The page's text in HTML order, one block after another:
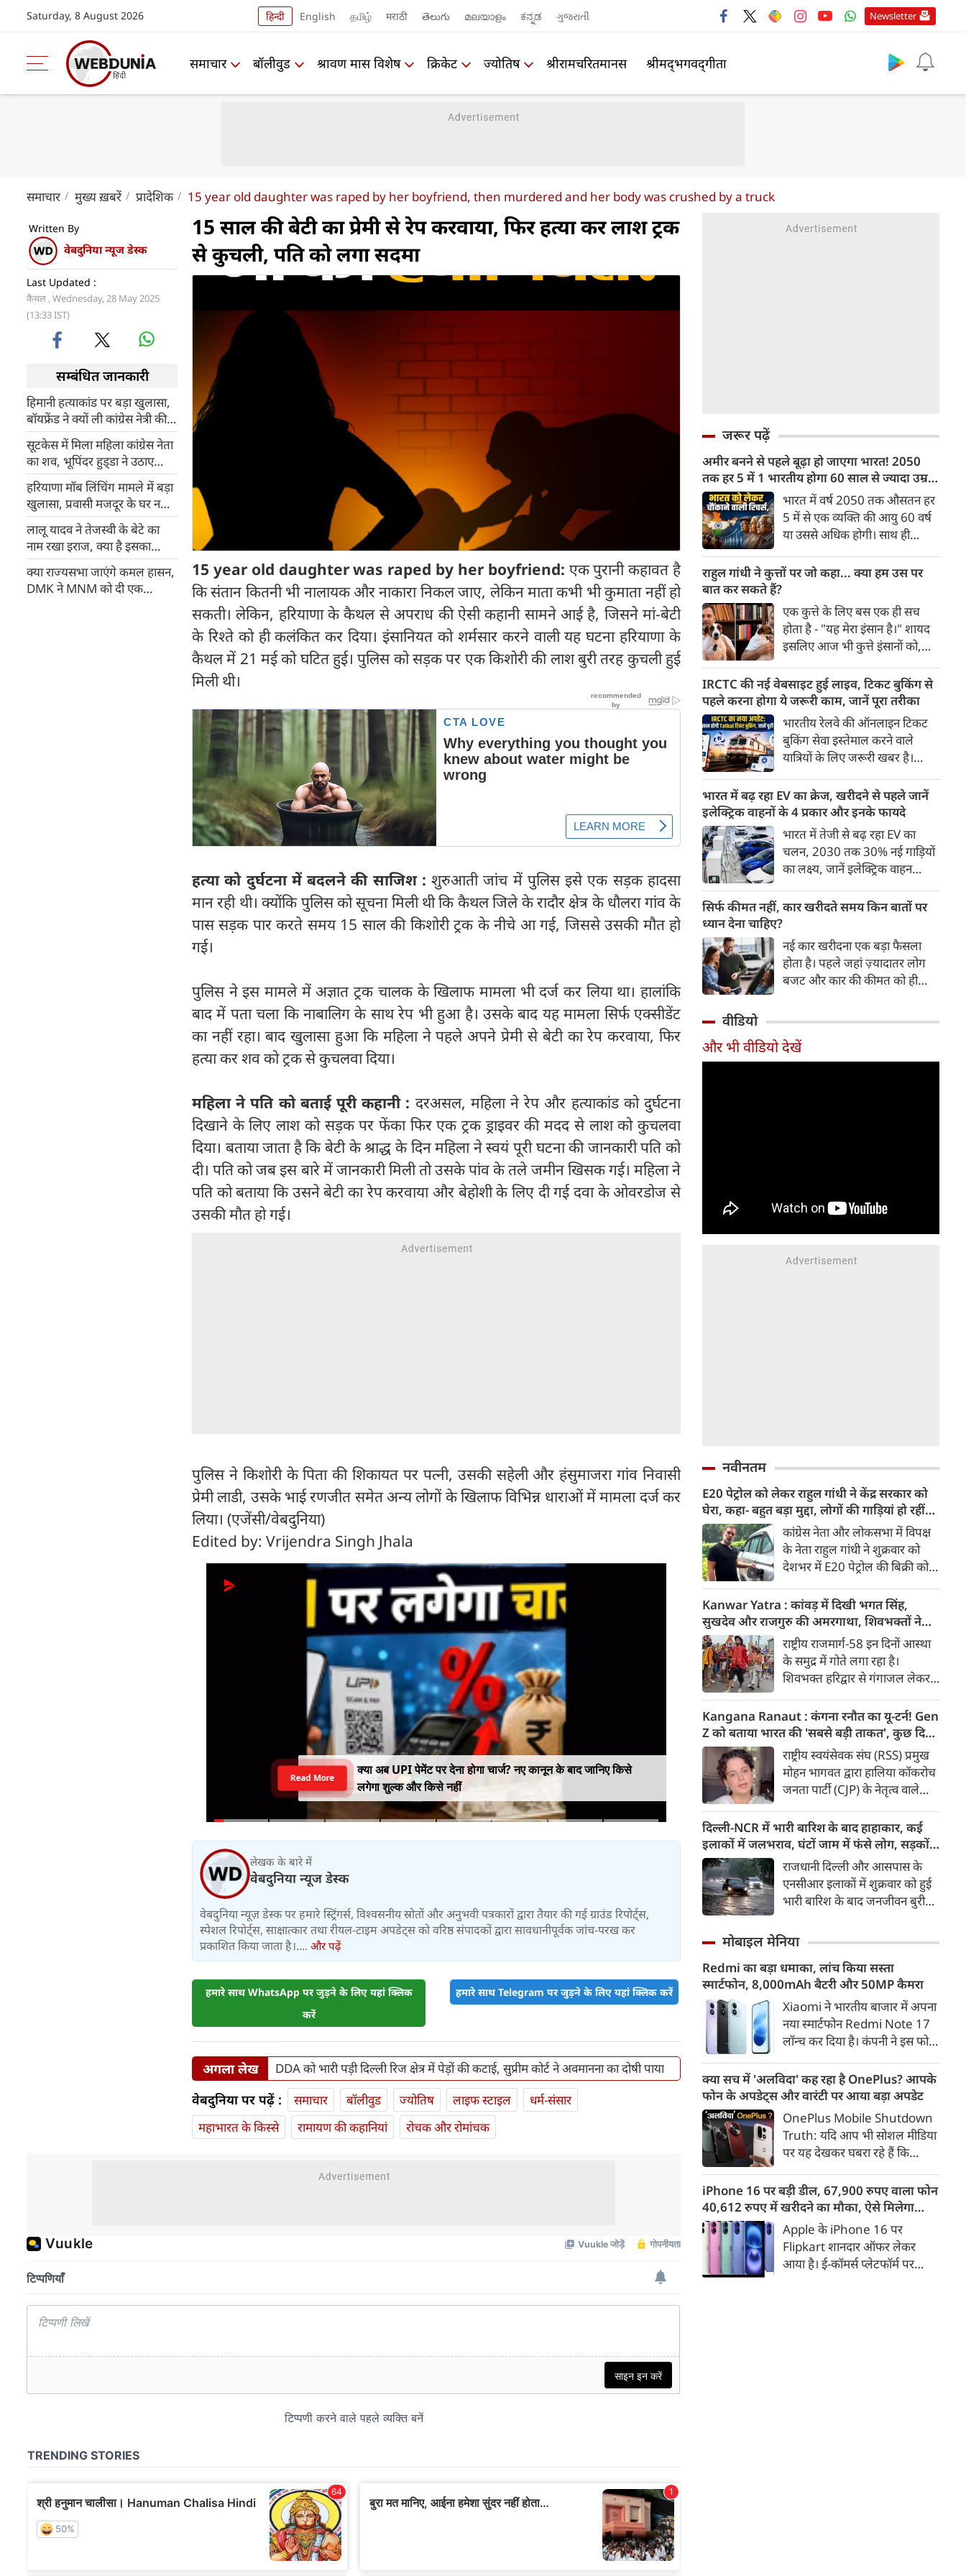
Saturday, 8 August 2026 हिन्दी English தமிழ் मराठी తెలుగు മലയാളം ಕನ್ನಡ ગુજરાતી Newsletter
समाचार बॉलीवुड श्रावण मास विशेष क्रिकेट ज्योतिष श्रीरामचरितमानस श्रीमद्‍भगवद्‍गीता
समाचार मुख्य ख़बरें प्रादेशिक 15 year old daughter was raped by her boyfriend, then murdered and her body was crushed by a truck
Written By
वेबदुनिया न्यूज डेस्क
Last Updated :
कैथल , Wednesday, 28 May 2025
(13:33 IST)
सम्बंधित जानकारी
हिमानी हत्याकांड पर बड़ा खुलासा,
बॉयफ्रेंड ने क्यों ली कांग्रेस नेत्री की
जान?
सूटकेस में मिला महिला कांग्रेस नेता
का शव, भूपिंदर हुड्‍डा ने उठाए
सवाल
हरियाणा मॉब लिंचिंग मामले में बड़ा
खुलासा, प्रवासी मजदूर के घर नहीं
था गोमांस
लालू यादव ने तेजस्वी के बेटे का
नाम रखा इराज, क्या है इसका
हनुमानजी से कनेक्शन?
क्या राज्यसभा जाएंगे कमल हासन,
DMK ने MNM को दी एक
15 साल की बेटी का प्रेमी से रेप करवाया, फिर हत्या कर लाश ट्रक
से कुचली, पति को लगा सदमा
15 year old daughter was raped by her boyfriend: एक पुरानी कहावत है
कि संतान कितनी भी नालायक और नाकारा निकल जाए, लेकिन माता कभी भी कुमाता नहीं हो
सकती। लेकिन, हरियाणा के कैथल से अपराध की ऐसी कहानी सामने आई है, जिसने मां-बेटी
के रिश्ते को ही कलंकित कर दिया। इंसानियत को शर्मसार करने वाली यह घटना हरियाणा के
कैथल में 21 मई को घटित हुई। पुलिस को सड़क पर एक किशोरी की लाश बुरी तरह कुचली हुई
मिली थी।
हत्या को दुर्घटना में बदलने की साजिश :शुरुआती जांच में पुलिस इसे एक सड़क हादसा
मान रही थी। क्योंकि पुलिस को सूचना मिली थी कि कैथल जिले के रादौर क्षेत्र के धौलरा गांव के
पास सड़क पार करते समय 15 साल की किशोरी ट्रक के नीचे आ गई, जिससे उसकी मौत हो
गई।
पुलिस ने इस मामले में अज्ञात ट्रक चालक के खिलाफ मामला भी दर्ज कर लिया था। हालांकि
बाद में पता चला कि नाबालिग के साथ रेप भी हुआ है। उसके बाद यह मामला सिर्फ एक्सीडेंट
का नहीं रहा। बाद खुलासा हुआ कि महिला ने पहले अपने प्रेमी से बेटी का रेप करवाया, फिर
हत्या कर शव को ट्रक से कुचलवा दिया।
महिला ने पति को बताई पूरी कहानी : दरअसल, महिला ने रेप और हत्याकांड को दुर्घटना
दिखाने के लिए लाश को सड़क पर फेंका फिर एक ट्रक ड्राइवर की मदद से लाश को कुचलवा
दिया। बताया जाता है कि बेटी के श्राद्ध के दिन महिला ने स्वयं पूरी घटना की जानकारी पति को
दी। पति को जब इस बारे में जानकारी मिली तो उसके पांव के तले जमीन खिसक गई। महिला ने
पति को बताया कि उसने बेटी का रेप करवाया और बेहोशी के लिए दी गई दवा के ओवरडोज से
उसकी मौत हो गई।
पुलिस ने किशोरी के पिता की शिकायत पर पत्नी, उसकी सहेली और हंसुमाजरा गांव निवासी
प्रेमी लाडी, उसके भाई रणजीत समेत अन्य लोगों के खिलाफ विभिन्न धाराओं में मामला दर्ज कर
लिया। (एजेंसी/वेबदुनिया)
Edited by: Vrijendra Singh Jhala
क्या अब UPI पेमेंट पर देना होगा चार्ज? नए कानून के बाद जानिए किसे
लगेगा शुल्क और किसे नहीं
Read More
लेखक के बारे में
वेबदुनिया न्यूज डेस्क
वेबदुनिया न्यूज़ डेस्क पर हमारे स्ट्रिंगर्स, विश्वसनीय स्रोतों और अनुभवी पत्रकारों द्वारा तैयार की गई ग्राउंड रिपोर्ट्स,
स्पेशल रिपोर्ट्स, साक्षात्कार तथा रीयल-टाइम अपडेट्स को वरिष्ठ संपादकों द्वारा सावधानीपूर्वक जांच-परख कर
प्रकाशित किया जाता है।.... और पढ़ें
हमारे साथ WhatsApp पर जुड़ने के लिए यहां क्लिक
करें
हमारे साथ Telegram पर जुड़ने के लिए यहां क्लिक करें
अगला लेख DDA को भारी पड़ी दिल्ली रिज क्षेत्र में पेड़ों की कटाई, सुप्रीम कोर्ट ने अवमानना ​​का दोषी पाया
वेबदुनिया पर पढ़ें : समाचार बॉलीवुड ज्योतिष लाइफ स्‍टाइल
धर्म-संसार
महाभारत के किस्से
रामायण की कहानियां रोचक और रोमांचक
जरूर पढ़ें
अमीर बनने से पहले बूढ़ा हो जाएगा भारत! 2050
तक हर 5 में 1 भारतीय होगा 60 साल से ज्यादा उम्र
का
भारत में वर्ष 2050 तक औसतन हर
5 में से एक व्यक्ति की आयु 60 वर्ष
या उससे अधिक होगी। साथ ही
भारत में रहेंगे। ‘ट्रांसफॉर्म रूरल
अनुसार भारत विकसित देशों के
विपरीत समृद्ध बनने से पहले ही वृद्ध
होती आबादी वाले देश की श्रेणी में
पहुंच रहा है।
राहुल गांधी ने कुत्तों पर जो कहा... क्या हम उस पर
बात कर सकते हैं?
एक कुत्ते के लिए बस एक ही सच
होता है - "यह मेरा इंसान है।" शायद
इसलिए आज भी कुत्ते इंसानों को,
भू-राजनीति से लेकर कृत्रिम
बुद्धिमत्ता, जलवायु परिवर्तन से लेकर
क्रिकेट तक हर विषय पर बहस कर
सकते हैं, तो उस जीव पर भी एक
गंभीर चर्चा बनती है जिसने किसी भी
सभ्यता से पहले इंसान का साथ चुना
था। दुर्भाग्य यह है कि आज कुत्तों के
बारे में हमारी राय पशु-चिकित्सकों,
व्यवहार वैज्ञानिकों या विशेषज्ञों से
कम... और व्हाट्सऐप यूनिवर्सिटी से
ज़्यादा बनती है।
IRCTC की नई वेबसाइट हुई लाइव, टिकट बुकिंग से
पहले करना होगा ये जरूरी काम, जानें पूरा तरीका
भारतीय रेलवे की ऑनलाइन टिकट
बुकिंग सेवा इस्तेमाल करने वाले
यात्रियों के लिए जरूरी खबर है।
वेबसाइट का बीटा वर्जन लॉन्च कर
दिया है। करीब 24 साल पुराने
इंटरफेस के बाद वेबसाइट को नए
डिजाइन और कई नए फीचर्स के साथ
अपडेट किया गया है।
भारत में बढ़ रहा EV का क्रेज, खरीदने से पहले जानें
इलेक्ट्रिक वाहनों के 4 प्रकार और इनके फायदे
भारत में तेजी से बढ़ रहा EV का
चलन, 2030 तक 30% नई गाड़ियों
का लक्ष्य, जानें इलेक्ट्रिक वाहन
200 अरब रुपए का मौका
सिर्फ कीमत नहीं, कार खरीदते समय किन बातों पर
ध्यान देना चाहिए?
नई कार खरीदना एक बड़ा फैसला
होता है। पहले जहां ज़्यादातर लोग
बजट और कार की कीमत को ही
खरीदते समय किन बातों पर ध्यान
देना चाहिए।
वीडियो
और भी वीडियो देखें
नवीनतम
E20 पेट्रोल को लेकर राहुल गांधी ने केंद्र सरकार को
घेरा, कहा- बहुत बड़ा मुद्दा, लोगों की गाड़ियां हो रहीं
खराब, BJP ने बताया खराब पटकथा
कांग्रेस नेता और लोकसभा में विपक्ष
के नेता राहुल गांधी ने शुक्रवार को
देशभर में E20 पेट्रोल की बिक्री को
दिया। उन्होंने E20 को ‘बहुत बड़ा
मुद्दा’ बताते हुए आरोप लगाया कि
इसके इस्तेमाल से वाहनों को नुकसान
हो रहा है और इसका आर्थिक बोझ
आम उपभोक्ताओं पर पड़ रहा है।
Kanwar Yatra : कांवड़ में दिखी भगत सिंह,
सुखदेव और राजगुरु की अमरगाथा, शिवभक्तों ने
अनोखे अंदाज में दी श्रद्धांजलिराष्ट्रीय राजमार्ग-58 इन दिनों आस्था
के समुद्र में गोते लगा रहा है।
शिवभक्त हरिद्वार से गंगाजल लेकर
है। लाखों शिवभक्तों के बीच रंग-
बिरंगी और आकर्षक कांवड़ें हर किसी
का ध्यान बरबस अपनी ओर खींच रही
हैं। लेकिन ऐसे में जब शिव चौक से
एक गुजरी कांवड़ ने लोगों के दिलों को
गहराई तक छू लिया। यह केवल
कांवड़ नहीं थी, बल्कि देश की
आजादी के अमर सेनानियों को
समर्पित एक चलती-फिरती श्रद्धांजलि
थी।
Kangana Ranaut : कंगना रनौत का यू-टर्न! Gen
Z को बताया भारत की 'सबसे बड़ी ताकत', कुछ दिन
पहले प्रदर्शनकारियों को कहा था 'जेनरेशन गटर'
राष्ट्रीय स्वयंसेवक संघ (RSS) प्रमुख
मोहन भागवत द्वारा हालिया कॉकरोच
जनता पार्टी (CJP) के नेतृत्व वाले
समर्थन दिए जाने के एक दिन बाद
बीजेपी सांसद और अभिनेत्री कंगना
रनौत ने अपने पहले के बयान पर
सफाई दी। उन्होंने अब Gen Z को
भारत की ‘सबसे बड़ी ताकत’ बताया
है। कंगना ने कहा कि कुछ लोगों के
गलत ठहराना उचित नहीं है। उन्होंने
कहा कि Gen Z सरकार का हिस्सा है
और इसी पीढ़ी के जनादेश की वजह
से मौजूदा सरकार लंबे समय से सत्ता
में है।
दिल्ली-NCR में भारी बारिश के बाद हाहाकार, कई
इलाकों में जलभराव, घंटों जाम में फंसे लोग, सड़कों
पर भरा कमर तक पानीराजधानी दिल्ली और आसपास के
एनसीआर इलाकों में शुक्रवार को हुई
भारी बारिश के बाद जनजीवन बुरी
और गाजियाबाद के कई इलाकों में
जिसके चलते कई प्रमुख मार्गों पर
लंबा ट्रैफिक जाम लग गया। भारी
बारिश के कारण लोगों को अपने
गंतव्य तक पहुंचने में काफी परेशानी
का सामना करना पड़ा।
मोबाइल मेनिया
Redmi का बड़ा धमाका, लांच किया सस्ता
स्मार्टफोन, 8,000mAh बैटरी और 50MP कैमरा
Xiaomi ने भारतीय बाजार में अपना
नया स्मार्टफोन Redmi Note 17
लॉन्च कर दिया है। कंपनी ने इस फोन
डिस्प्ले, 8,000mAh की बड़ी बैटरी
और Qualcomm Snapdragon
चिपसेट के साथ पेश किया है। फोन में
50MP का मेन कैमरा दिया गया है।
इसके अलावा Redmi Note 17 में
Corning Gorilla Glass 7i
प्रोटेक्शन, IP65 रेटिंग और मजबूत
चेसिस जैसे फीचर्स मिलते हैं।
क्या सच में 'अलविदा' कह रहा है OnePlus? आपके
फोन के अपडेट्स और वारंटी पर आया बड़ा अपडेट
OnePlus Mobile Shutdown
Truth: यदि आप भी सोशल मीडिया
पर यह देखकर घबरा रहे हैं कि
तो थोड़ा ठहरिए! टेक वर्ल्ड में किसी
समय 'फ्लैगशिप किलर' के नाम से
मशहूर इस ब्रांड को लेकर इंटरनेट पर
लगातार कयासबाजी का दौर जारी है।
iPhone 16 पर बड़ी डील, 67,900 रुपए वाला फोन
40,612 रुपए में खरीदने का मौका, ऐसे मिलेगा
डिस्काउंट
Apple के iPhone 16 पर
Flipkart शानदार ऑफर लेकर
आया है। ई-कॉमर्स प्लेटफॉर्म पर